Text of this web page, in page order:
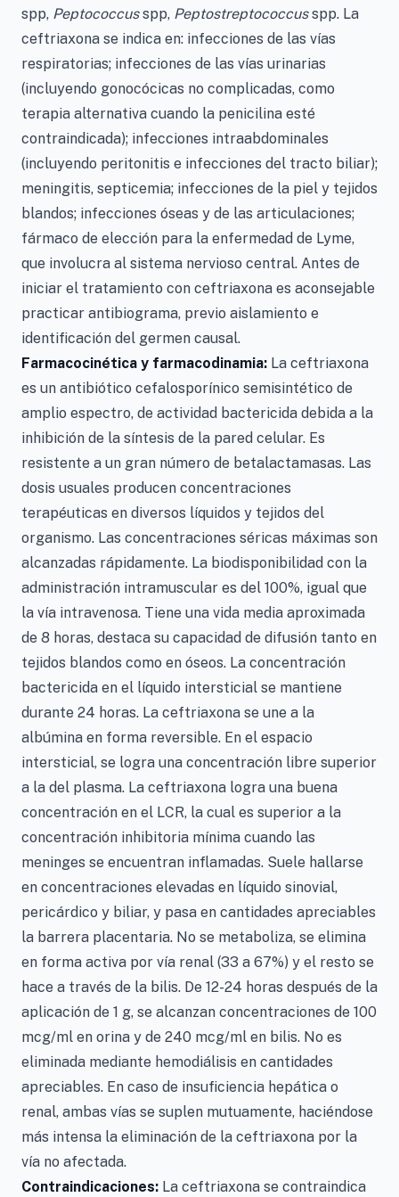
spp, Peptococcusspp, Peptostreptococcusspp. La
ceftriaxona se indica en: infecciones de las vías
respiratorias; infecciones de las vías urinarias
(incluyendo gonocócicas no complicadas, como
terapia alternativa cuando la penicilina esté
contraindicada); infecciones intraabdominales
(incluyendo peritonitis e infecciones del tracto biliar);
meningitis, septicemia; infecciones de la piel y tejidos
blandos; infecciones óseas y de las articulaciones;
fármaco de elección para la enfermedad de Lyme,
que involucra al sistema nervioso central. Antes de
iniciar el tratamiento con ceftriaxona es aconsejable
practicar antibiograma, previo aislamiento e
identificación del germen causal.
Farmacocinética y farmacodinamia: La ceftriaxona
es un antibiótico cefalosporínico semisintético de
amplio espectro, de actividad bactericida debida a la
inhibición de la síntesis de la pared celular. Es
resistente a un gran número de betalactamasas. Las
dosis usuales producen concentraciones
terapéuticas en diversos líquidos y tejidos del
organismo. Las concentraciones séricas máximas son
alcanzadas rápidamente. La biodisponibilidad con la
administración intramuscular es del 100%, igual que
la vía intravenosa. Tiene una vida media aproximada
de 8 horas, destaca su capacidad de difusión tanto en
tejidos blandos como en óseos. La concentración
bactericida en el líquido intersticial se mantiene
durante 24 horas. La ceftriaxona se une a la
albúmina en forma reversible. En el espacio
intersticial, se logra una concentración libre superior
a la del plasma. La ceftriaxona logra una buena
concentración en el LCR, la cual es superior a la
concentración inhibitoria mínima cuando las
meninges se encuentran inflamadas. Suele hallarse
en concentraciones elevadas en líquido sinovial,
pericárdico y biliar, y pasa en cantidades apreciables
la barrera placentaria. No se metaboliza, se elimina
en forma activa por vía renal (33 a 67%) y el resto se
hace a través de la bilis. De 12-24 horas después de la
aplicación de 1 g, se alcanzan concentraciones de 100
mcg/ml en orina y de 240 mcg/ml en bilis. No es
eliminada mediante hemodiálisis en cantidades
apreciables. En caso de insuficiencia hepática o
renal, ambas vías se suplen mutuamente, haciéndose
más intensa la eliminación de la ceftriaxona por la
vía no afectada.
Contraindicaciones: La ceftriaxona se contraindica